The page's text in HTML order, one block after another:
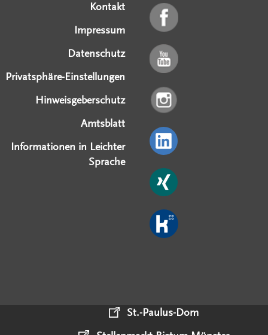
Kontakt
Impressum
Datenschutz
Privatsphäre-Einstellungen
Hinweisgeberschutz
Amtsblatt
Informationen in Leichter
Sprache
St.-Paulus-Dom